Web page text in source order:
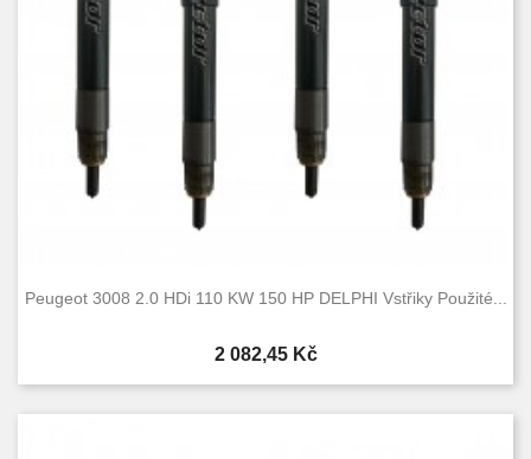
Peugeot 3008 2.0 HDi 110 KW 150 HP DELPHI Vstřiky Použité...
Cena
2 082,45 Kč